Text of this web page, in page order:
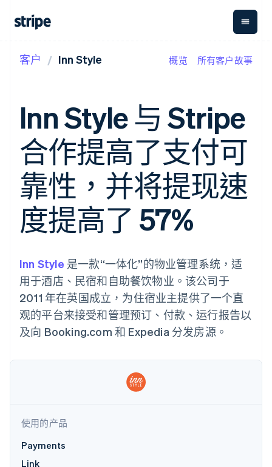
支付
Managed
Payments
备案商家解决
方案
Payment links
无代码支付
Checkout
预构建支付界
面
Elements
methods
接入 125+ 种支
付方式
Authorization
Boost
支付成功率优
化
Link
经常性收入
Metronome
按用量计费
Subscriptions
订阅管理
Invoicing
一次性或定期
账单
Tax
销售税和增值
税自动化
会计自动化
Stripe Sigma
自定义报告
Data Pipeline
数据同步
资金管
Global
Payouts
向第三
方打款
Crypto
钱包、
稳定币
发行和
础设施
平台
了解未来规划
Radar
按企业阶段
按应用场景
智能体商务
加密货币
电子商务
嵌入式金融
财务自动化
全球化企业
应用内支付
资金管理
平台
SaaS
按行业
酒店、旅游与休闲
文档
库与 SDK
Stripe Apps
指南
接受线上付款
实施预置结账流程
构建平台或交易市场
管理订阅
提供按用量计费
通过智能体配置和管理服
务
资源
学习
指南
支持
获取支持
托管支持方案
产品路线图
Sessions 年度大会
招聘
资讯中心
Stripe Press
联系销售
客户 Inn Style 概览 所有客户故事
Inn Style 与 Stripe
合作提高了支付可
靠性，并将提现速
度提高了 57%
Inn Style 是一款“一体化”的物业管理系统，适
用于酒店、民宿和自助餐饮物业。该公司于
2011 年在英国成立，为住宿业主提供了一个直
观的平台来接受和管理预订、付款、运行报告以
及向 Booking.com 和 Expedia 分发房源。
使用的产品
Payments
Link